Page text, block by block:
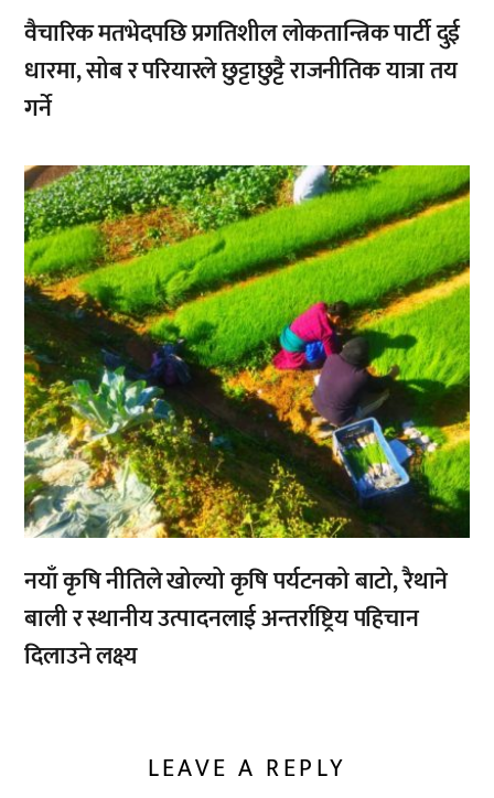
वैचारिक मतभेदपछि प्रगतिशील लोकतान्त्रिक पार्टी दुई
धारमा, सोब र परियारले छुट्टाछुट्टै राजनीतिक यात्रा तय
गर्ने
,
नयाँ कृषि नीतिले खोल्यो कृषि पर्यटनको बाटो, रैथाने
बाली र स्थानीय उत्पादनलाई अन्तर्राष्ट्रिय पहिचान
दिलाउने लक्ष्य
LEAVE A REPLY